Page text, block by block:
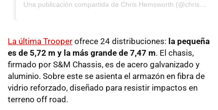
Una publicación compartida de Chris Hemsworth (@chrishemsworth)
La última Trooper ofrece 24 distribuciones: la pequeña
es de 5,72 m y la más grande de 7,47 m. El chasis,
firmado por S&M Chassis, es de acero galvanizado y
aluminio. Sobre este se asienta el armazón en fibra de
vidrio reforzado, diseñado para resistir impactos en
terreno off road.